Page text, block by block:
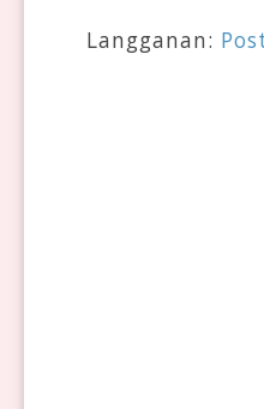
Langganan: